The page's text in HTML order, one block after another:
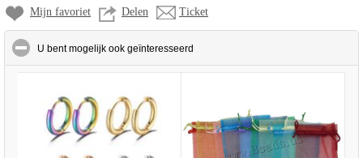
Mijn favoriet Delen Ticket
U bent mogelijk ook geïnteresseerd